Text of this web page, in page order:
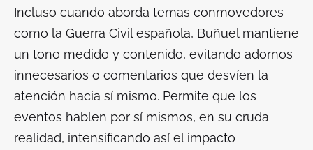
Incluso cuando aborda temas conmovedores
como la Guerra Civil española, Buñuel mantiene
un tono medido y contenido, evitando adornos
innecesarios o comentarios que desvíen la
atención hacia sí mismo. Permite que los
eventos hablen por sí mismos, en su cruda
realidad, intensificando así el impacto